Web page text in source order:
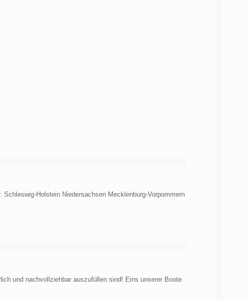
Holstein Niedersachsen Mecklenburg-Vorpommern
und nachvollziehbar auszufüllen sind! Eins unserer Boote